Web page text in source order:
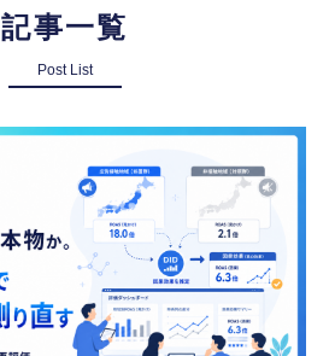
記事一覧
Post List